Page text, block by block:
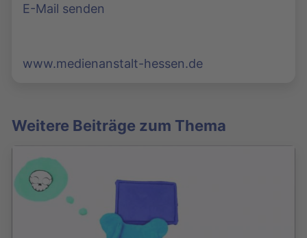
E-Mail senden
www.medienanstalt-hessen.de
Weitere Beiträge zum Thema